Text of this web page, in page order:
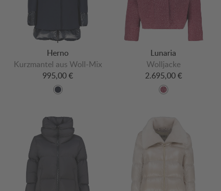
Herno
Kurzmantel aus Woll-Mix
995,00 €
Lunaria
Wolljacke
2.695,00 €